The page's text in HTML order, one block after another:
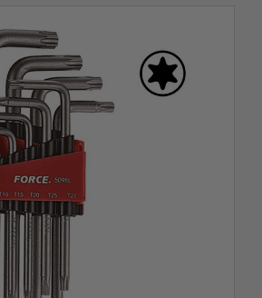
ΜΑΚΡΙΆ T10-T50 FORCE 5098L